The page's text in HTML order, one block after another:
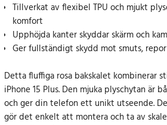
Tillverkat av flexibel TPU och mjukt
komfort
Upphöjda kanter skyddar skärm och
Ger fullständigt skydd mot smuts,
Detta fluffiga rosa bakskalet kombinerar
iPhone 15 Plus. Den mjuka plyschytan är
och ger din telefon ett unikt utseende.
gör det enkelt att montera och ta av